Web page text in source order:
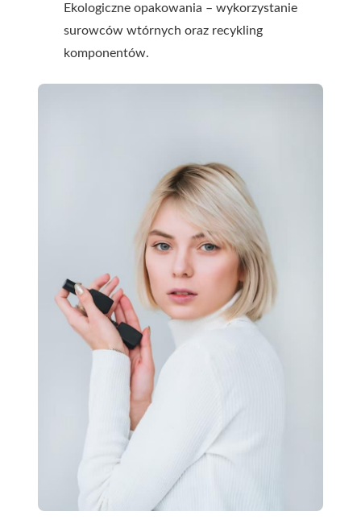
Ekologiczne opakowania – wykorzystanie
surowców wtórnych oraz recykling
komponentów.